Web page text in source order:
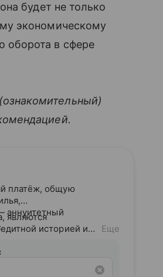
будет не только
экономическому
оборота в сфере
платёж, общую
аннуитетный
являются
историей и
Еще